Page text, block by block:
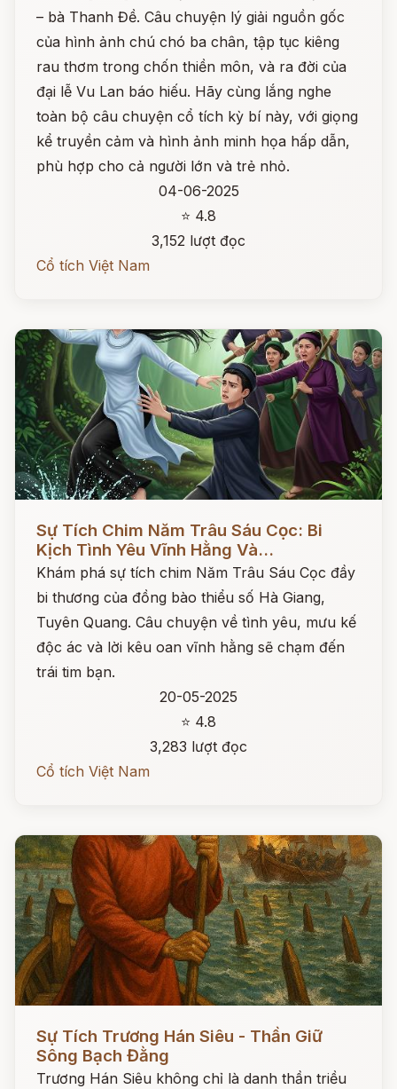
– bà Thanh Đề. Câu chuyện lý giải nguồn gốc
của hình ảnh chú chó ba chân, tập tục kiêng
rau thơm trong chốn thiền môn, và ra đời của
đại lễ Vu Lan báo hiếu. Hãy cùng lắng nghe
toàn bộ câu chuyện cổ tích kỳ bí này, với giọng
kể truyền cảm và hình ảnh minh họa hấp dẫn,
phù hợp cho cả người lớn và trẻ nhỏ.
04-06-2025
⭐ 4.8
3,152 lượt đọc
Cổ tích Việt Nam
Sự Tích Chim Năm Trâu Sáu Cọc: Bi
Kịch Tình Yêu Vĩnh Hằng Và...
Khám phá sự tích chim Năm Trâu Sáu Cọc đầy
bi thương của đồng bào thiểu số Hà Giang,
Tuyên Quang. Câu chuyện về tình yêu, mưu kế
độc ác và lời kêu oan vĩnh hằng sẽ chạm đến
trái tim bạn.
20-05-2025
⭐ 4.8
3,283 lượt đọc
Cổ tích Việt Nam
Sự Tích Trương Hán Siêu - Thần Giữ
Sông Bạch Đằng
Trương Hán Siêu không chỉ là danh thần triều